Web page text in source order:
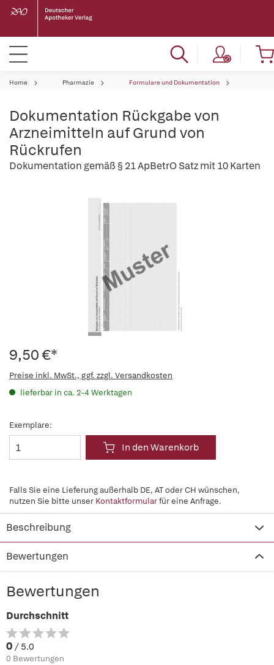
Home Pharmazie Formulare und Dokumentation
Dokumentation Rückgabe von
Arzneimitteln auf Grund von
Rückrufen
Dokumentation gemäß § 21 ApBetrO Satz mit 10 Karten
9,50 €*
Preise inkl. MwSt., ggf. zzgl. Versandkosten
lieferbar in ca. 2-4 Werktagen
Exemplare:
In den Warenkorb
Falls Sie eine Lieferung außerhalb DE, AT oder CH wünschen,
nutzen Sie bitte unser Kontaktformularfür eine Anfrage.
Beschreibung
Bewertungen
Bewertungen
Durchschnitt
0 / 5.0
0 Bewertungen